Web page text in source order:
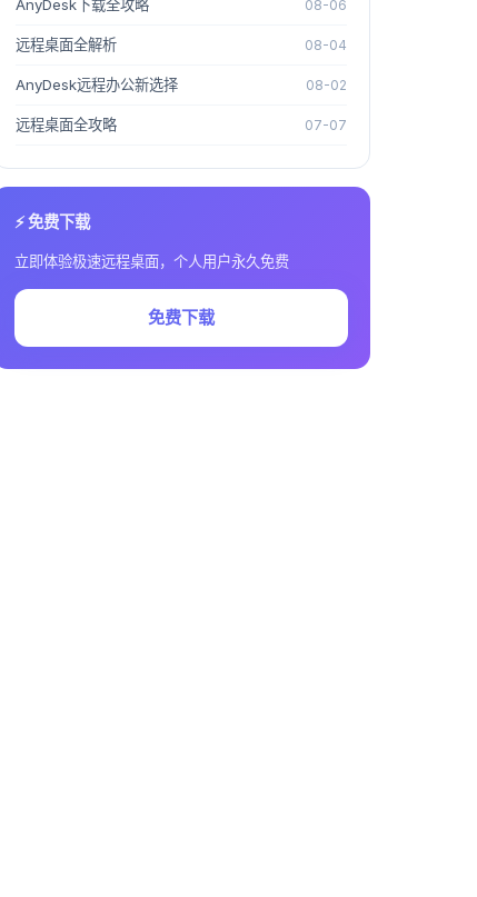
AnyDesk下载全攻略 08-06
远程桌面全解析 08-04
AnyDesk远程办公新选择 08-02
远程桌面全攻略 07-07
⚡ 免费下载
立即体验极速远程桌面，个人用户永久免费
免费下载